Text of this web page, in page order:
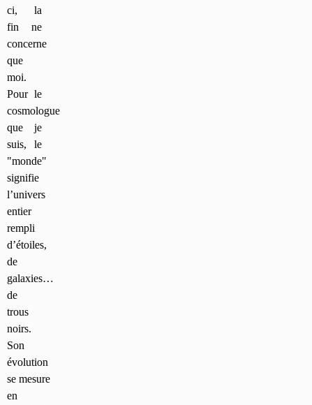
ci, la
fin ne
concerne
que
moi.
Pour le
cosmologue
que je
suis, le
"monde"
signifie
l’univers
entier
rempli
d’étoiles,
de
galaxies…
de
trous
noirs.
Son
évolution
se mesure
en